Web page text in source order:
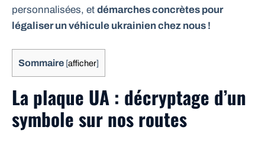
personnalisées, et démarches concrètes pour
légaliser un véhicule ukrainien chez nous !
Sommaire [afficher]
La plaque UA : décryptage d’un
symbole sur nos routes